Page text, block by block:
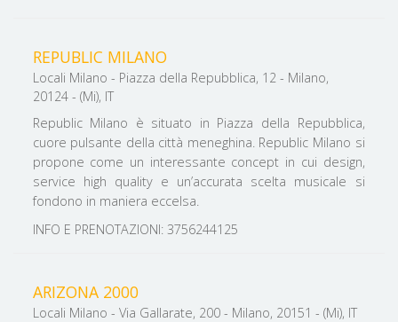
REPUBLIC MILANO
Locali Milano - Piazza della Repubblica, 12 - Milano,
20124 - (Mi), IT
Republic Milano è situato in Piazza della Repubblica,
cuore pulsante della città meneghina. ​​​​​​​Republic Milano si
propone come un interessante concept in cui design,
service high quality e un’accurata scelta musicale si
fondono in maniera eccelsa.
INFO E PRENOTAZIONI: 3756244125
ARIZONA 2000
Locali Milano - Via Gallarate, 200 - Milano, 20151 - (Mi), IT